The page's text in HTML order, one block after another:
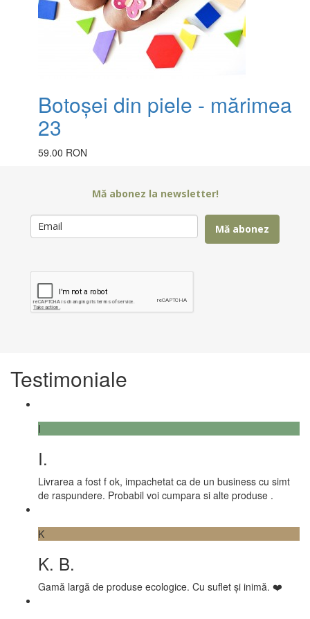
Botoșei din piele - mărimea
23
59.00 RON
Mă abonez la newsletter!
Mă abonez
Testimoniale
I
I.
Livrarea a fost f ok, impachetat ca de un business cu simt
de raspundere. Probabil voi cumpara si alte produse .
K
K. B.
Gamă largă de produse ecologice. Cu suflet și inimă. ❤️